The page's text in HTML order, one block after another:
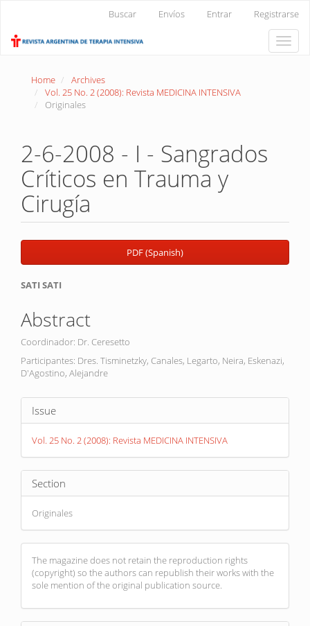
Content
Buscar Envíos Entrar Registrarse
Toggle
Home
Archives
Vol. 25 No. 2 (2008): Revista MEDICINA INTENSIVA
Originales
2-6-2008 - I - Sangrados
Críticos en Trauma y
Cirugía
Article
Sidebar
PDF (Spanish)
Main
Article
Content
SATI SATI
Abstract
Coordinador: Dr. Ceresetto
Participantes: Dres. Tisminetzky, Canales, Legarto, Neira, Eskenazi,
D'Agostino, Alejandre
Article
Details
Issue
Vol. 25 No. 2 (2008): Revista MEDICINA INTENSIVA
Section
Originales
The magazine does not retain the reproduction rights
(copyright) so the authors can republish their works with the
sole mention of the original publication source.